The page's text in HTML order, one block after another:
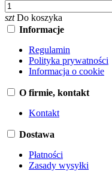
szt Do koszyka
Informacje
Regulamin
Polityka prywatności
Informacja o cookie
O firmie, kontakt
Kontakt
Dostawa
Płatności
Zasady wysyłki